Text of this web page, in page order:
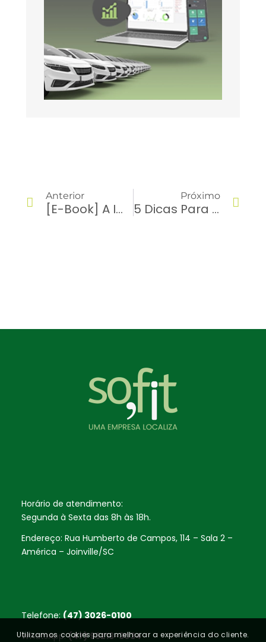
Anterior
[e-Book] A Importância Da Gestão De Documentos Na Sua Transportadora
Próximo
5 Dicas Para Gestão De Frotas Em Transportadoras Pequenas
Horário de atendimento:
Segunda à Sexta das 8h às 18h.
Endereço: Rua Humberto de Campos, 114 – Sala 2 –
América – Joinville/SC
Telefone: (47) 3026-0100
WhatsApp:(47) 99213-3034
Utilizamos cookies para melhorar a experiência do cliente.